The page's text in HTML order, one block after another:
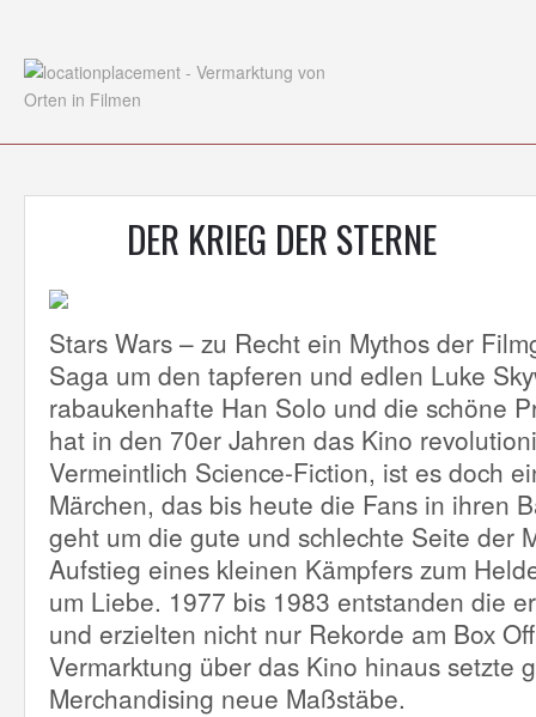
DER KRIEG DER STERNE
Stars Wars – zu Recht ein Mythos der
Saga um den tapferen und edlen Luke
rabaukenhafte Han Solo und die schöne
hat in den 70er Jahren das Kino
Vermeintlich Science-Fiction, ist es doch
Märchen, das bis heute die Fans in ihren
geht um die gute und schlechte Seite der
Aufstieg eines kleinen Kämpfers zum
um Liebe. 1977 bis 1983 entstanden die
und erzielten nicht nur Rekorde am Box
Vermarktung über das Kino hinaus setzte
Merchandising neue Maßstäbe.